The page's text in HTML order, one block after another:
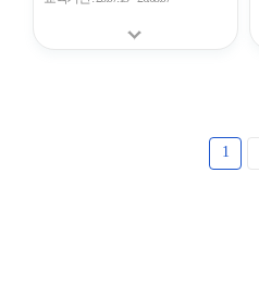
1